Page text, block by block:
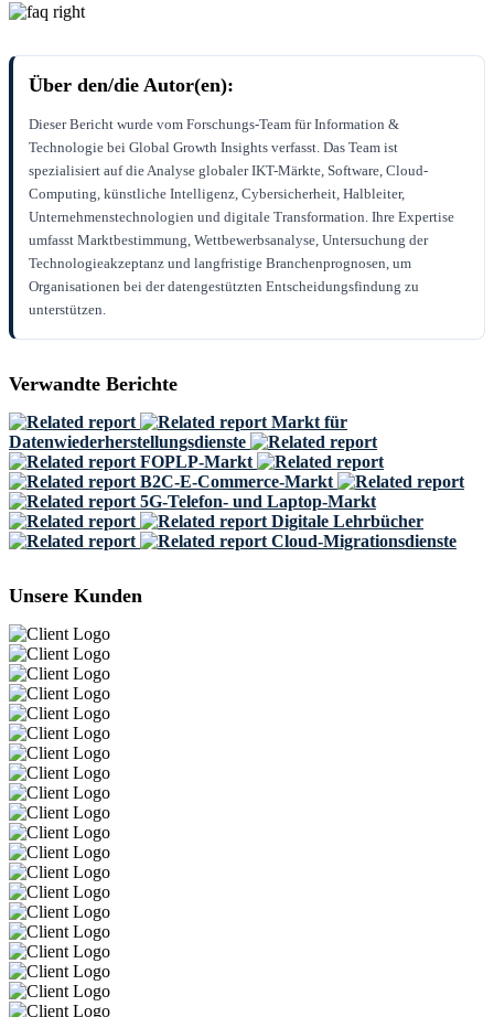
Über den/die Autor(en):
Dieser Bericht wurde vom Forschungs-Team für Information &
Technologie bei Global Growth Insights verfasst. Das Team ist
spezialisiert auf die Analyse globaler IKT-Märkte, Software, Cloud-
Computing, künstliche Intelligenz, Cybersicherheit, Halbleiter,
Unternehmenstechnologien und digitale Transformation. Ihre Expertise
umfasst Marktbestimmung, Wettbewerbsanalyse, Untersuchung der
Technologieakzeptanz und langfristige Branchenprognosen, um
Organisationen bei der datengestützten Entscheidungsfindung zu
unterstützen.
Verwandte Berichte
Markt für
Datenwiederherstellungsdienste
FOPLP-Markt
B2C-E-Commerce-Markt
5G-Telefon- und Laptop-Markt
Digitale Lehrbücher
Cloud-Migrationsdienste
Unsere Kunden